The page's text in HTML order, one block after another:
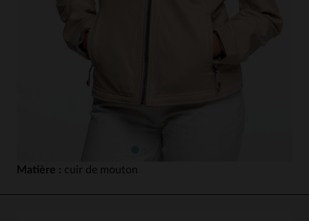
Matière : cuir de mouton